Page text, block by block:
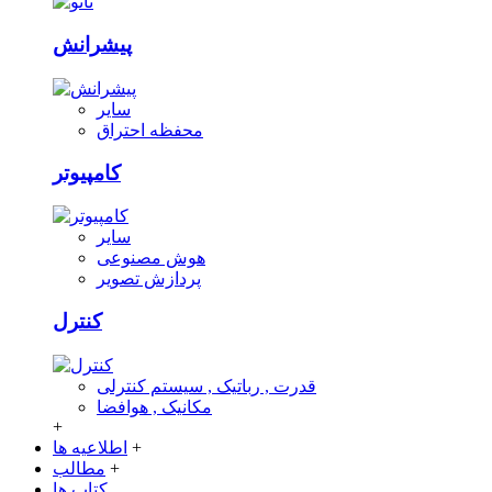
پیشرانش
سایر
محفظه احتراق
کامپیوتر
سایر
هوش مصنوعی
پردازش تصویر
کنترل
قدرت , رباتیک , سیستم کنترلی
مکانیک , هوافضا
+
اطلاعیه ها +
مطالب +